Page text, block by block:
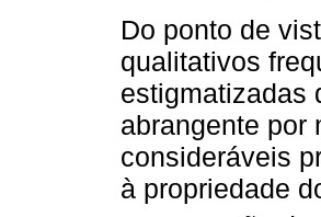
Do ponto de
qualitativos
estigmatizadas
abrangente por
consideráveis
à propriedade